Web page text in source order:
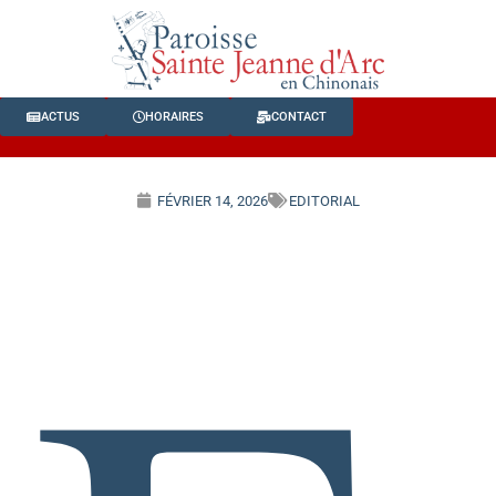
ACTUS HORAIRES CONTACT
FÉVRIER 14, 2026 EDITORIAL